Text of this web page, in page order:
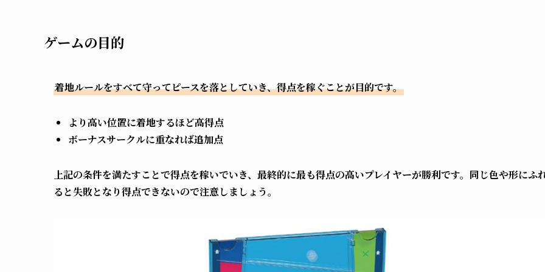
ゲームの目的
着地ルールをすべて守ってピースを落としていき、得点を稼ぐことが目的です。
より高い位置に着地するほど高得点
ボーナスサークルに重なれば追加点
上記の条件を満たすことで得点を稼いでいき、最終的に最も得点の高いプレイヤーが勝利です。同じ色や形にふ
ると失敗となり得点できないので注意しましょう。